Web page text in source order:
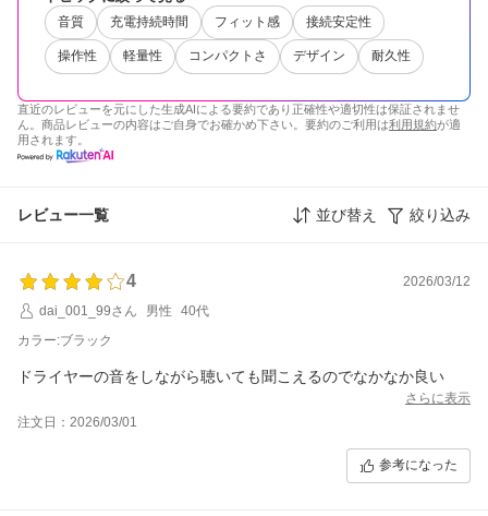
音質 充電持続時間 フィット感 接続安定性
操作性 軽量性 コンパクトさ デザイン 耐久性
直近のレビューを元にした生成AIによる要約であり正確性や適切性は保証されませ
ん。商品レビューの内容はご自身でお確かめ下さい。要約のご利用は利用規約が適
用されます。
レビュー一覧 並び替え 絞り込み
4
2026/03/12
dai_001_99さん
男性
40代
カラー:ブラック
ドライヤーの音をしながら聴いても聞こえるのでなかなか良い
さらに表示
注文日：2026/03/01
参考になった